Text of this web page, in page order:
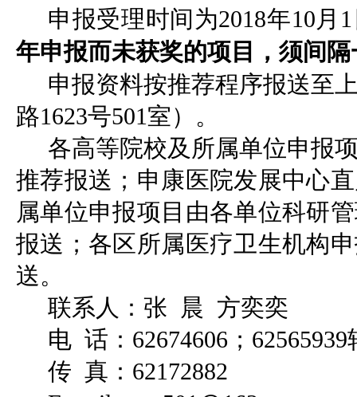
申报受理时间为2018年10月
年申报而未获奖的项目，须间
申报资料按推荐程序报送至
路1623号501室）。
各高等院校及所属单位申报
推荐报送；申康医院发展中心
属单位申报项目由各单位科研
报送；各区所属医疗卫生机构
送。
联系人：张 晨 方奕奕
电 话：62674606；
传 真：62172882